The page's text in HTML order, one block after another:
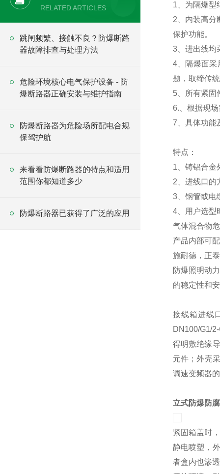
RELATED ARTICLES
跳闸频繁、接触不良？防爆断路
器故障排查与处理方法
危险环境核心电气保护设备 - 防
爆断路器正确安装与维护指南
防爆断路器为危险场所配电合规
保驾护航
来看看防爆断路器的特点和适用
范围你都知道多少
防爆断路器已获得了广泛的应用
1、为隔爆型
2、内装高分
保护功能。
3、进出线均
4、隔爆面采
题，取缔传
5、所有紧固
6.、根据现
7、具体功能
特点：
1、铸铝合金
2、进线口的
3、钢管或电
4、用户选型
气体混合物
产品内部可
施耐德，正
防爆照明动
的稳定性和
接线箱进线
DN100/G1/
得明敷绝缘
元件；外壳
调速变频器
立式防爆防
紧固箱盖时
静电喷塑，
者盒内也渗